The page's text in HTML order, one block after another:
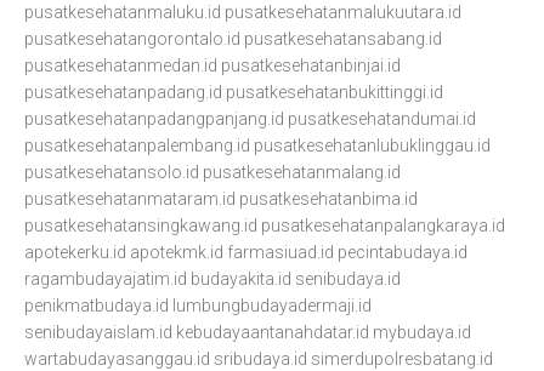
pusatkesehatanmaluku.id pusatkesehatanmalukuutara.id
pusatkesehatangorontalo.id pusatkesehatansabang.id
pusatkesehatanmedan.id pusatkesehatanbinjai.id
pusatkesehatanpadang.id pusatkesehatanbukittinggi.id
pusatkesehatanpadangpanjang.id pusatkesehatandumai.id
pusatkesehatanpalembang.id pusatkesehatanlubuklinggau.id
pusatkesehatansolo.id pusatkesehatanmalang.id
pusatkesehatanmataram.id pusatkesehatanbima.id
pusatkesehatansingkawang.id pusatkesehatanpalangkaraya.id
apotekerku.id apotekmk.id farmasiuad.id pecintabudaya.id
ragambudayajatim.id budayakita.id senibudaya.id
penikmatbudaya.id lumbungbudayadermaji.id
senibudayaislam.id kebudayaantanahdatar.id mybudaya.id
wartabudayasanggau.id sribudaya.id simerdupolresbatang.id